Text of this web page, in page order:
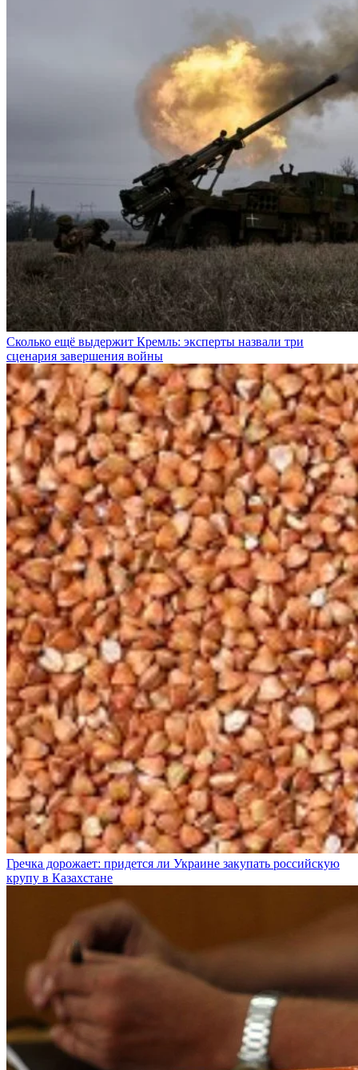
Сколько ещё выдержит Кремль: эксперты назвали три
сценария завершения войны
Гречка дорожает: придется ли Украине закупать российскую
крупу в Казахстане